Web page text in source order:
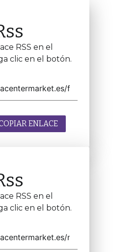
RSS en el
clic en el botón.
ENLACE
RSS en el
clic en el botón.